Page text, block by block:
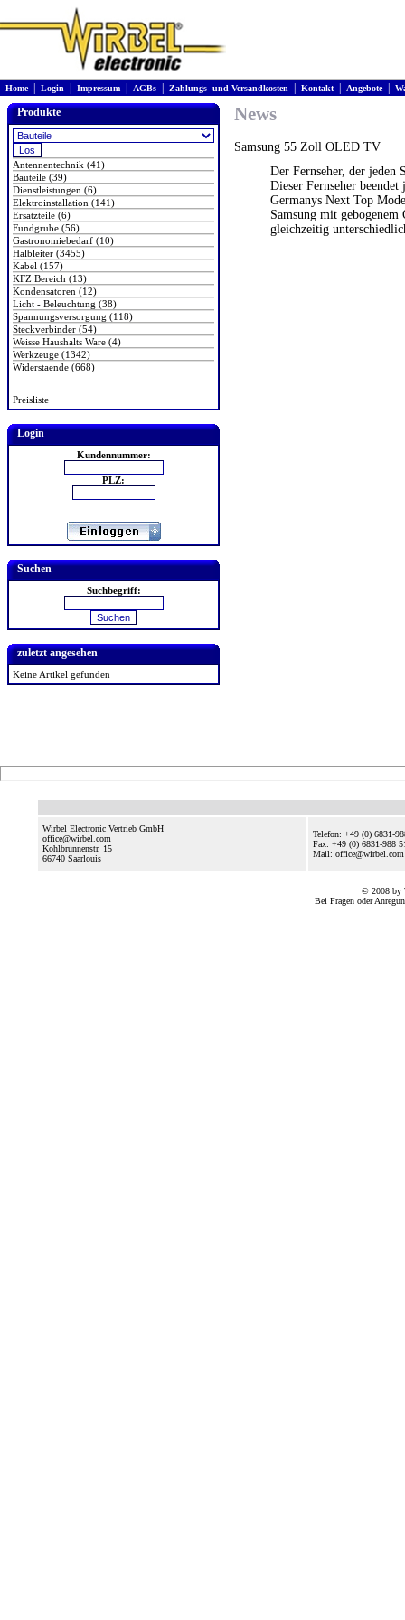
Home| Login Impressum AGBs Zahlungs- und Versandkosten Kontakt| Angebote|
Produkte
Antennentechnik (41)
Bauteile (39)
Dienstleistungen (6)
Elektroinstallation (141)
Ersatzteile (6)
Fundgrube (56)
Gastronomiebedarf (10)
Halbleiter (3455)
Kabel (157)
KFZ Bereich (13)
Kondensatoren (12)
Licht - Beleuchtung (38)
Spannungsversorgung (118)
Steckverbinder (54)
Weisse Haushalts Ware (4)
Werkzeuge (1342)
Widerstaende (668)
Preisliste
Login
Kundennummer:
PLZ:
Suchen
Suchbegriff:
zuletzt angesehen
Keine Artikel gefunden
News
Samsung 55 Zoll OLED TV
Der Fernseher, der jeden
Dieser Fernseher
Germanys Next Top
Samsung mit
gleichzeitig
Wirbel Electronic Vertrieb GmbH
office@wirbel.com
Kohlbrunnenstr. 15
66740 Saarlouis
Telefon: +49 (0) 6831-
Fax: +49 (0) 6831-988
Mail: office@wirbel.com
© 2008 by
Bei Fragen oder